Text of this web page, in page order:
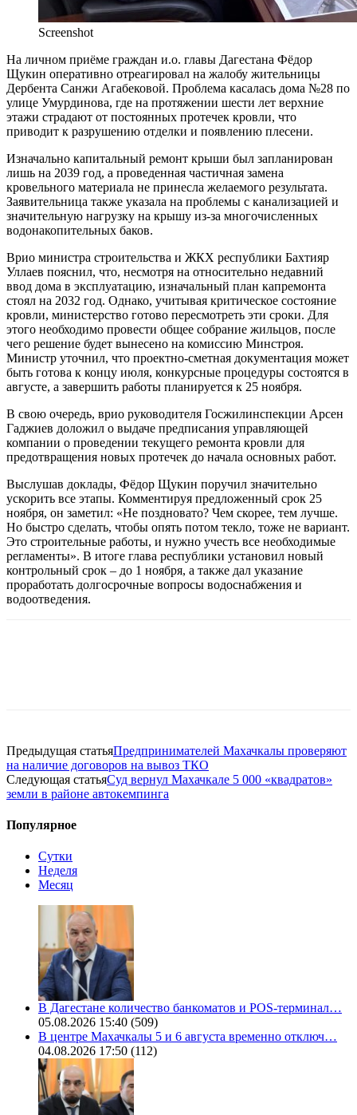
Screenshot
На личном приёме граждан и.о. главы Дагестана Фёдор
Щукин оперативно отреагировал на жалобу жительницы
Дербента Санжи Агабековой. Проблема касалась дома №28 по
улице Умурдинова, где на протяжении шести лет верхние
этажи страдают от постоянных протечек кровли, что
приводит к разрушению отделки и появлению плесени.
Изначально капитальный ремонт крыши был запланирован
лишь на 2039 год, а проведенная частичная замена
кровельного материала не принесла желаемого результата.
Заявительница также указала на проблемы с канализацией и
значительную нагрузку на крышу из-за многочисленных
водонакопительных баков.
Врио министра строительства и ЖКХ республики Бахтияр
Уллаев пояснил, что, несмотря на относительно недавний
ввод дома в эксплуатацию, изначальный план капремонта
стоял на 2032 год. Однако, учитывая критическое состояние
кровли, министерство готово пересмотреть эти сроки. Для
этого необходимо провести общее собрание жильцов, после
чего решение будет вынесено на комиссию Минстроя.
Министр уточнил, что проектно-сметная документация может
быть готова к концу июля, конкурсные процедуры состоятся в
августе, а завершить работы планируется к 25 ноября.
В свою очередь, врио руководителя Госжилинспекции Арсен
Гаджиев доложил о выдаче предписания управляющей
компании о проведении текущего ремонта кровли для
предотвращения новых протечек до начала основных работ.
Выслушав доклады, Фёдор Щукин поручил значительно
ускорить все этапы. Комментируя предложенный срок 25
ноября, он заметил: «Не поздновато? Чем скорее, тем лучше.
Но быстро сделать, чтобы опять потом текло, тоже не вариант.
Это строительные работы, и нужно учесть все необходимые
регламенты». В итоге глава республики установил новый
контрольный срок – до 1 ноября, а также дал указание
проработать долгосрочные вопросы водоснабжения и
водоотведения.
Предыдущая статьяПредпринимателей Махачкалы проверяют
на наличие договоров на вывоз ТКО
Следующая статьяСуд вернул Махачкале 5 000 «квадратов»
земли в районе автокемпинга
Популярное
Сутки
Неделя
Месяц
В Дагестане количество банкоматов и POS-терминал…
05.08.2026 15:40 (509)
В центре Махачкалы 5 и 6 августа временно отключ…
04.08.2026 17:50 (112)